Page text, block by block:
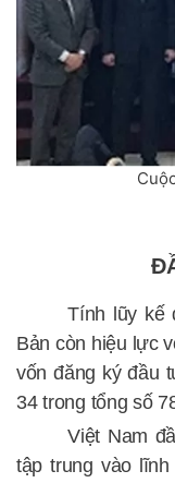
Tính lũy kế
Bản còn hiệu lực
vốn đăng ký đầu
34trong tổngsố
Việt Nam
tập trung vào